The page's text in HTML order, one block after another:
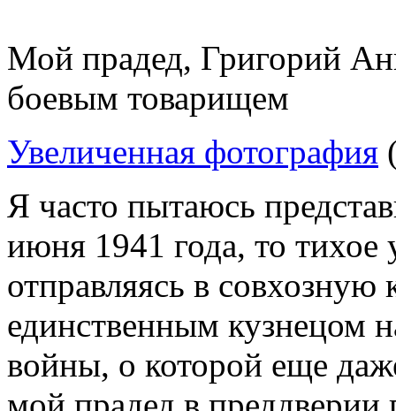
Мой прадед, Григорий
боевым товарищем
Увеличенная фотография
Я часто пытаюсь
июня 1941 года, то тихое
отправляясь в совхозную
единственным кузнецом
войны, о которой еще